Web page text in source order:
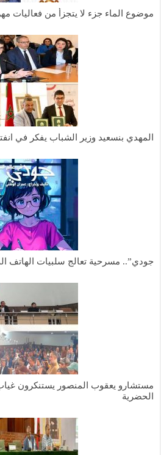
موضوع الماء جزء لا يتجزأ من فعاليات
المهدي بنسعيد وزير الشباب يفكر في
جودي”.. مسرحية تعالج سلبيات الهاتف
مستشارو يعقوب المنصور يستنكرون غياب
الحضرية